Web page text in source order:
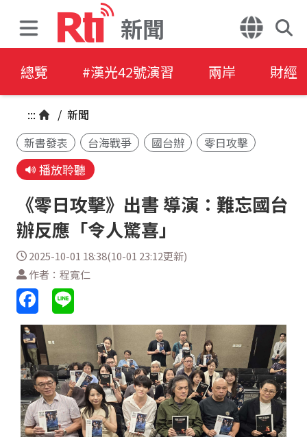
新聞
總覽 #漢光42號演習 兩岸 財經
::: / 新聞
新書發表
台海戰爭 國台辦 零日攻擊
播放聆聽
《零日攻擊》出書 導演：難忘國台
辦反應「令人驚喜」
2025-10-01 18:38(10-01 23:12更新)
作者：程寬仁